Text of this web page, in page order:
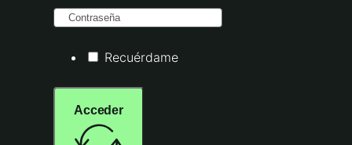
Recuérdame
Acceder